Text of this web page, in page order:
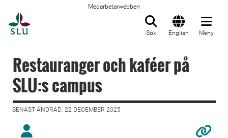
Medarbetarwebben
Sök English Meny
Restauranger och kaféer på
SLU:s campus
SENAST ÄNDRAD: 22 DECEMBER 2025